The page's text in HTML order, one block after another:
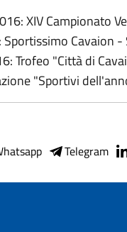
XIV Campionato
Cavaion -
Trofeo "Città di
"Sportivi
Telegram